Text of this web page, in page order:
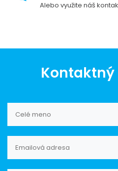
Alebo využite náš